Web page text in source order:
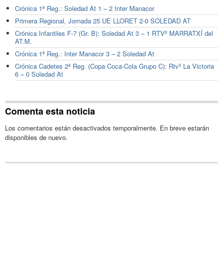
Crónica 1ª Reg.: Soledad At 1 – 2 Inter Manacor
Primera Regional, Jornada 25 UE LLORET 2-0 SOLEDAD AT
Crónica Infantiles F-7 (Gr. B): Soledad At 3 – 1 RTVº MARRATXÍ del
AT.M.
Crónica 1ª Reg.: Inter Manacor 3 – 2 Soledad At
Crónica Cadetes 2ª Reg. (Copa Coca-Cola Grupo C): Rtvº La Victoria
6 – 0 Soledad At
Comenta esta noticia
Los comentarios están desactivados temporalmente. En breve estarán
disponibles de nuevo.